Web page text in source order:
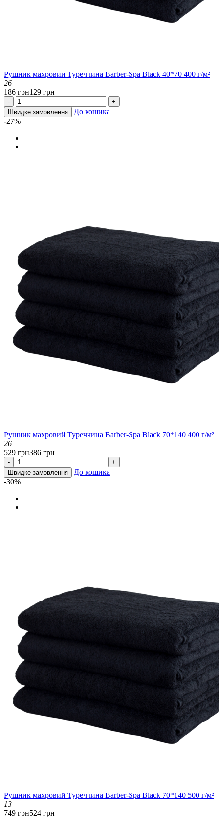
Рушник махровий Туреччина Barber-Spa Black 40*70 400 г/м²
26
186 грн129 грн
-
+
Швидке замовлення
До кошика
-27%
Рушник махровий Туреччина Barber-Spa Black 70*140 400 г/м²
26
529 грн386 грн
-
+
Швидке замовлення
До кошика
-30%
Рушник махровий Туреччина Barber-Spa Black 70*140 500 г/м²
13
749 грн524 грн